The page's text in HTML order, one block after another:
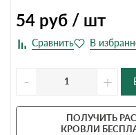
54 руб / шт
- +
ПОЛУЧИТЬ
КРОВЛИ